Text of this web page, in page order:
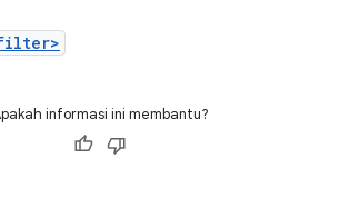
informasi ini membantu?